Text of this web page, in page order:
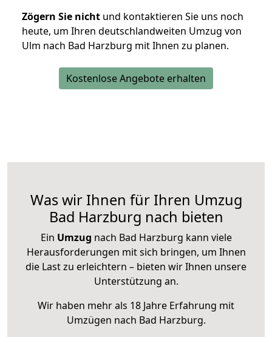
Zögern Sie nicht und kontaktieren Sie uns noch
heute, um Ihren deutschlandweiten Umzug von
Ulm nach Bad Harzburg mit Ihnen zu planen.
Kostenlose Angebote erhalten
Was wir Ihnen für Ihren Umzug
Bad Harzburg nach bieten
Ein Umzug nach Bad Harzburg kann viele
Herausforderungen mit sich bringen, um Ihnen
die Last zu erleichtern – bieten wir Ihnen unsere
Unterstützung an.
Wir haben mehr als 18 Jahre Erfahrung mit
Umzügen nach Bad Harzburg.